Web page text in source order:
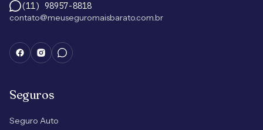
(11) 98957-8818
contato@meuseguromaisbarato.com.br
Seguros
Seguro Auto